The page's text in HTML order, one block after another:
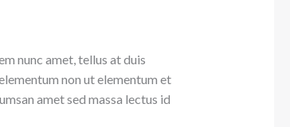
nunc amet, tellus at duis
non ut elementum et
amet sed massa lectus id